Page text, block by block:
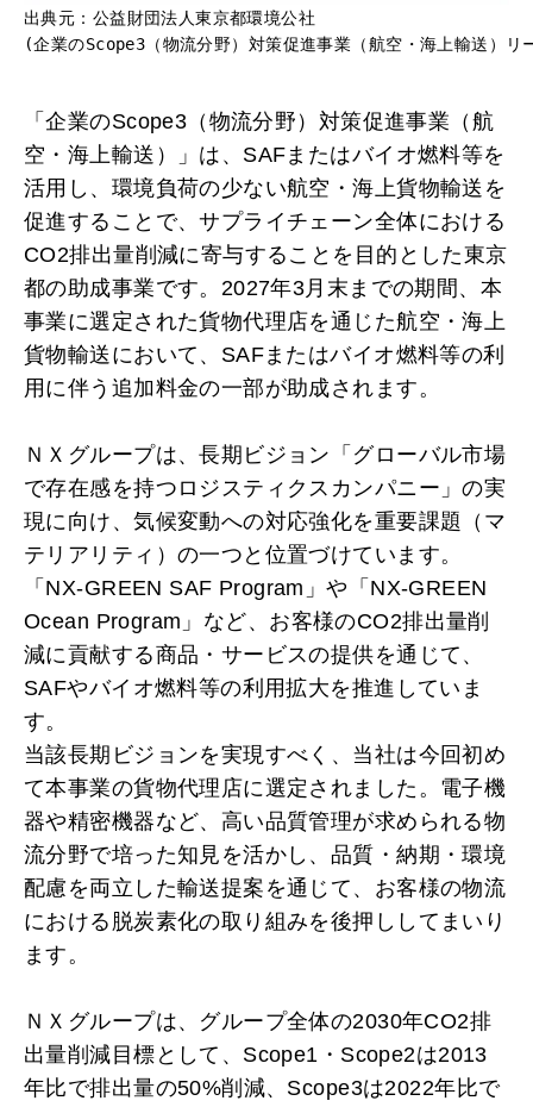
出典元：公益財団法人東京都環境公社
(企業のScope3（物流分野）対策促進事業（航空・海上輸送）リ
「企業のScope3（物流分野）対策促進事業（航
空・海上輸送）」は、SAFまたはバイオ燃料等を
活用し、環境負荷の少ない航空・海上貨物輸送を
促進することで、サプライチェーン全体における
CO2排出量削減に寄与することを目的とした東京
都の助成事業です。2027年3月末までの期間、本
事業に選定された貨物代理店を通じた航空・海上
貨物輸送において、SAFまたはバイオ燃料等の利
用に伴う追加料金の一部が助成されます。
ＮＸグループは、長期ビジョン「グローバル市場
で存在感を持つロジスティクスカンパニー」の実
現に向け、気候変動への対応強化を重要課題（マ
テリアリティ）の一つと位置づけています。
「NX-GREEN SAF Program」や「NX-GREEN
Ocean Program」など、お客様のCO2排出量削
減に貢献する商品・サービスの提供を通じて、
SAFやバイオ燃料等の利用拡大を推進していま
す。
当該長期ビジョンを実現すべく、当社は今回初め
て本事業の貨物代理店に選定されました。電子機
器や精密機器など、高い品質管理が求められる物
流分野で培った知見を活かし、品質・納期・環境
配慮を両立した輸送提案を通じて、お客様の物流
における脱炭素化の取り組みを後押ししてまいり
ます。
ＮＸグループは、グループ全体の2030年CO2排
出量削減目標として、Scope1・Scope2は2013
年比で排出量の50%削減、Scope3は2022年比で